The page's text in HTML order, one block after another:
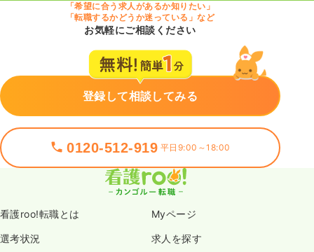
「希望に合う求人があるか知りたい」
「転職するかどうか迷っている」など
お気軽にご相談ください
登録して相談してみる
0120-512-919 平日9:00～18:00
看護roo!転職とは Myページ
選考状況 求人を探す